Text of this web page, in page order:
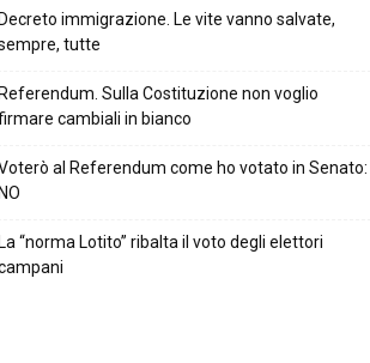
immigrazione. Le vite vanno salvate,
tutte
Sulla Costituzione non voglio
cambiali in bianco
al Referendum come ho votato in Senato:
“norma Lotito” ribalta il voto degli elettori